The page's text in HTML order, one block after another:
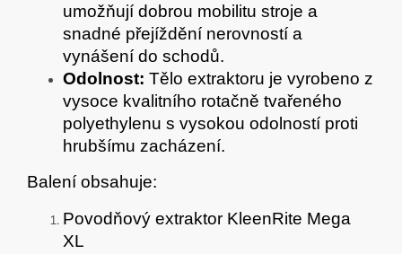
umožňují dobrou mobilitu stroje a
snadné přejíždění nerovností a
vynášení do schodů.
Odolnost: Tělo extraktoru je vyrobeno z
vysoce kvalitního rotačně tvařeného
polyethylenu s vysokou odolností proti
hrubšímu zacházení.
Balení obsahuje:
Povodňový extraktor KleenRite Mega
XL